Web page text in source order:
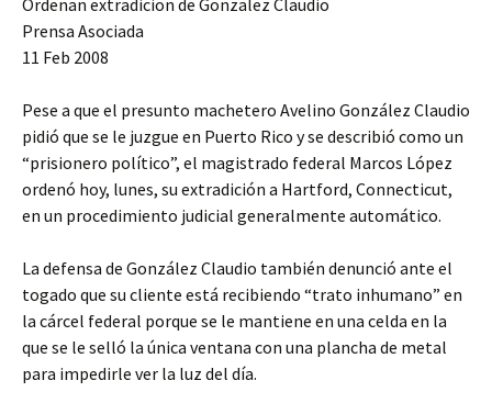
Ordenan extradicion de Gonzalez Claudio
Prensa Asociada
11 Feb 2008
Pese a que el presunto machetero Avelino González Claudio
pidió que se le juzgue en Puerto Rico y se describió como un
“prisionero político”, el magistrado federal Marcos López
ordenó hoy, lunes, su extradición a Hartford, Connecticut,
en un procedimiento judicial generalmente automático.
La defensa de González Claudio también denunció ante el
togado que su cliente está recibiendo “trato inhumano” en
la cárcel federal porque se le mantiene en una celda en la
que se le selló la única ventana con una plancha de metal
para impedirle ver la luz del día.